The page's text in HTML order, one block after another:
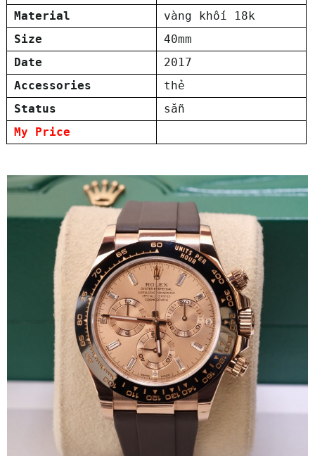
Material
vàng khối 18k
Size
40mm
Date
2017
Accessories
thẻ
Status
sẵn
My Price